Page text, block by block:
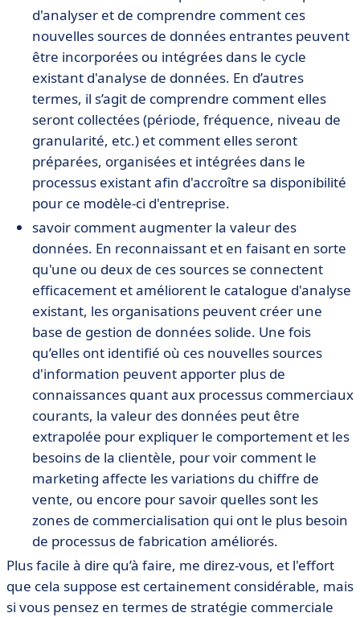
d'analyser et de comprendre comment ces
nouvelles sources de données entrantes peuvent
être incorporées ou intégrées dans le cycle
existant d'analyse de données. En d’autres
termes, il s’agit de comprendre comment elles
seront collectées (période, fréquence, niveau de
granularité, etc.) et comment elles seront
préparées, organisées et intégrées dans le
processus existant afin d'accroître sa disponibilité
pour ce modèle-ci d'entreprise.
savoir comment augmenter la valeur des
données. En reconnaissant et en faisant en sorte
qu'une ou deux de ces sources se connectent
efficacement et améliorent le catalogue d'analyse
existant, les organisations peuvent créer une
base de gestion de données solide. Une fois
qu’elles ont identifié où ces nouvelles sources
d'information peuvent apporter plus de
connaissances quant aux processus commerciaux
courants, la valeur des données peut être
extrapolée pour expliquer le comportement et les
besoins de la clientèle, pour voir comment le
marketing affecte les variations du chiffre de
vente, ou encore pour savoir quelles sont les
zones de commercialisation qui ont le plus besoin
de processus de fabrication améliorés.
Plus facile à dire qu’à faire, me direz-vous, et l'effort
que cela suppose est certainement considérable, mais
si vous pensez en termes de stratégie commerciale